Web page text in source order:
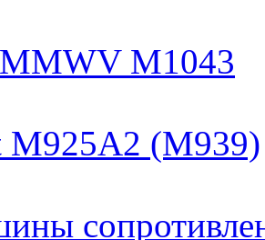
M1043
M925A2 (M939)